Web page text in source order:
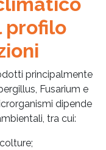
profilo
principalmente
Fusarium e
dipende
tra cui: